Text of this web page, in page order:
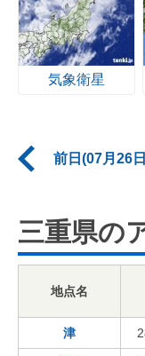
気象衛星
前日(07月26
三重県の
地点名
津